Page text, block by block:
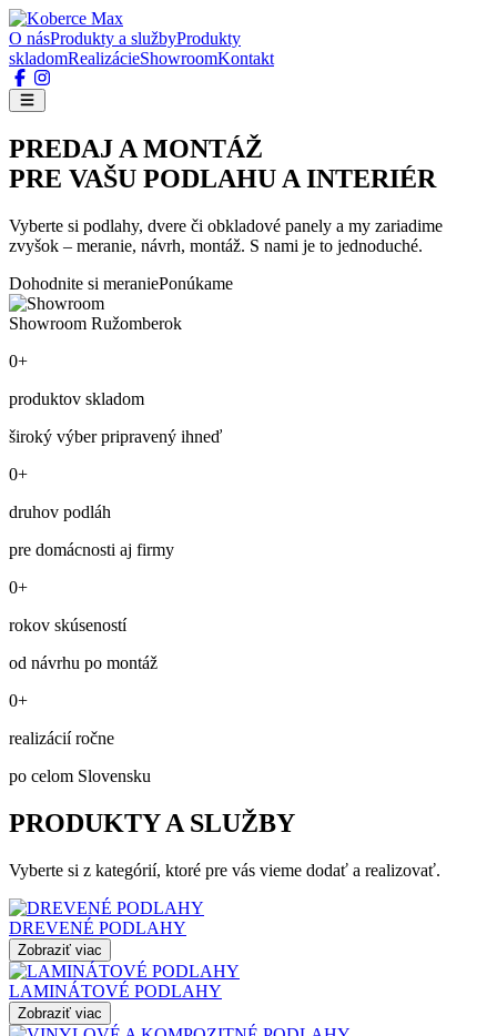
O násProdukty a službyProdukty
skladomRealizácieShowroomKontakt
PREDAJ A MONTÁŽ
PRE VAŠU PODLAHU A INTERIÉR
Vyberte si podlahy, dvere či obkladové panely a my zariadime
zvyšok – meranie, návrh, montáž. S nami je to jednoduché.
Dohodnite si meraniePonúkame
Showroom Ružomberok
0+
produktov skladom
široký výber pripravený ihneď
0+
druhov podláh
pre domácnosti aj firmy
0+
rokov skúseností
od návrhu po montáž
0+
realizácií ročne
po celom Slovensku
PRODUKTY A SLUŽBY
Vyberte si z kategórií, ktoré pre vás vieme dodať a realizovať.
DREVENÉ PODLAHY
Zobraziť viac
LAMINÁTOVÉ PODLAHY
Zobraziť viac